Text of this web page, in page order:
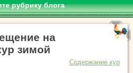
рубрику блога
на
зимой
Содержание кур